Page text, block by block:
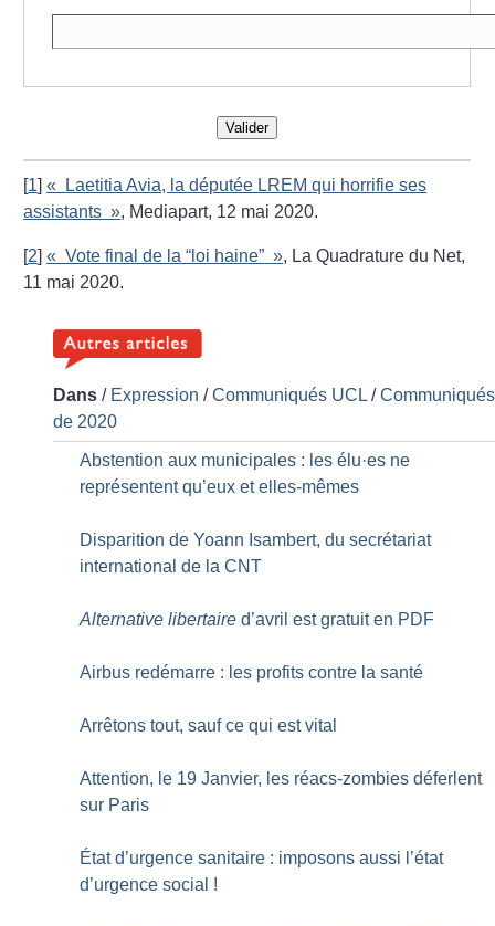
Valider
[1]«
Laetitia Avia, la députée LREM qui horrifie ses
assistants », Mediapart, 12 mai 2020.
[2]« Vote final de la “loi haine” », La Quadrature du Net,
11 mai 2020.
Dans / Expression /Communiqués UCL /Communiqués
de 2020
Abstention aux municipales : les élu·es ne
représentent qu’eux et elles-mêmes
Disparition de Yoann Isambert, du secrétariat
international de la CNT
Alternative libertaire d’avril est gratuit en PDF
Airbus redémarre : les profits contre la santé
Arrêtons tout, sauf ce qui est vital
Attention, le 19 Janvier, les réacs-zombies déferlent
sur Paris
État d’urgence sanitaire : imposons aussi l’état
d’urgence social !